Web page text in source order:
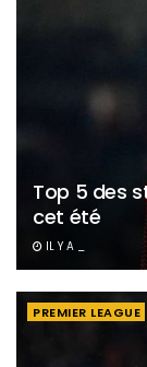
Top 5 des
cet été
IL Y A _
PREMIER LEAGUE